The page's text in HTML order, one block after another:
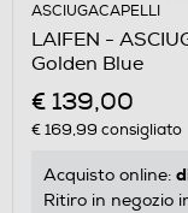
ASCIUGACAPELLI
LAIFEN -
Golden Blue
€ 139,00
€ 169,99 consigliato
Acquisto online:
Ritiro in negozio